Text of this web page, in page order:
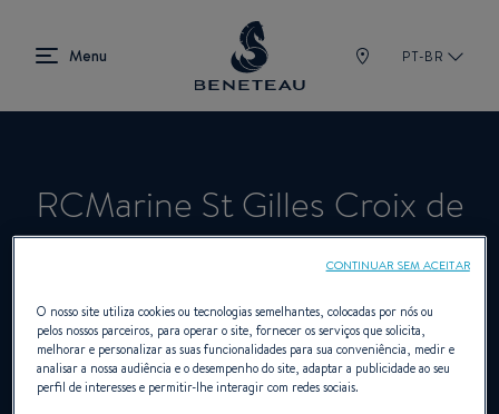
PT-BR
RCMarine St Gilles Croix de
Revendedor Veleiros, A bordo, Fora de
bordo para BENETEAU
O nosso site utiliza cookies ou tecnologias semelhantes, colocadas por nós ou
pelos nossos parceiros, para operar o site, fornecer os serviços que solicita,
melhorar e personalizar as suas funcionalidades para sua conveniência, medir e
analisar a nossa audiência e o desempenho do site, adaptar a publicidade ao seu
perfil de interesses e permitir-lhe interagir com redes sociais.
CONTINUAR SEM ACEITAR